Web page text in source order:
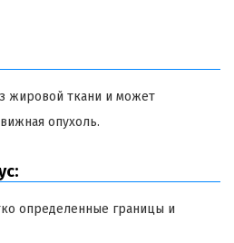
жировой ткани и может
опухоль.
определенные границы и